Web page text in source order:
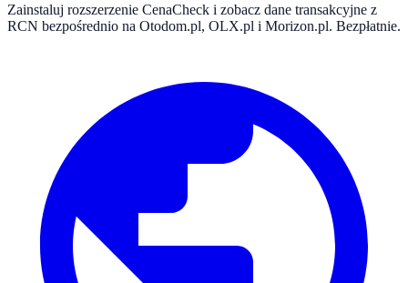
Zainstaluj rozszerzenie CenaCheck i zobacz dane transakcyjne z
RCN bezpośrednio na Otodom.pl, OLX.pl i Morizon.pl. Bezpłatnie.